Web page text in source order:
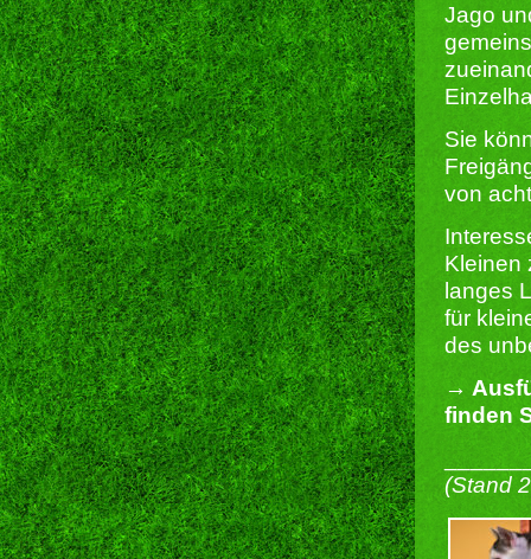
Jago
Sie
von
Kleinen
langes
für
des
→
finden
(Stand